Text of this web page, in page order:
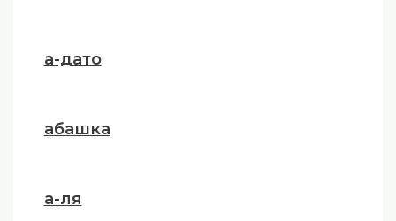
а-дато
абашка
а-ля